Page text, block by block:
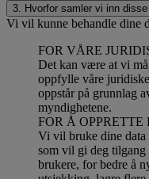
3. Hvorfor samler vi inn
Vi vil kunne behandle dine
FOR VÅRE
Det kan være at vi
oppfylle våre
oppstår på grunnlag
myndighetene.
FOR Å
Vi vil bruke dine data
som vil gi deg tilgang
brukere, for bedre å